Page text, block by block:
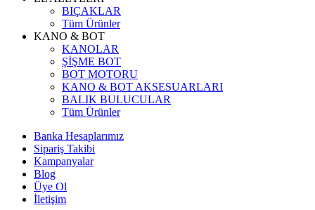
BIÇAKLAR
Tüm Ürünler
KANO & BOT
KANOLAR
ŞİŞME BOT
BOT MOTORU
KANO & BOT AKSESUARLARI
BALIK BULUCULAR
Tüm Ürünler
Banka Hesaplarımız
Sipariş Takibi
Kampanyalar
Blog
Üye Ol
İletişim